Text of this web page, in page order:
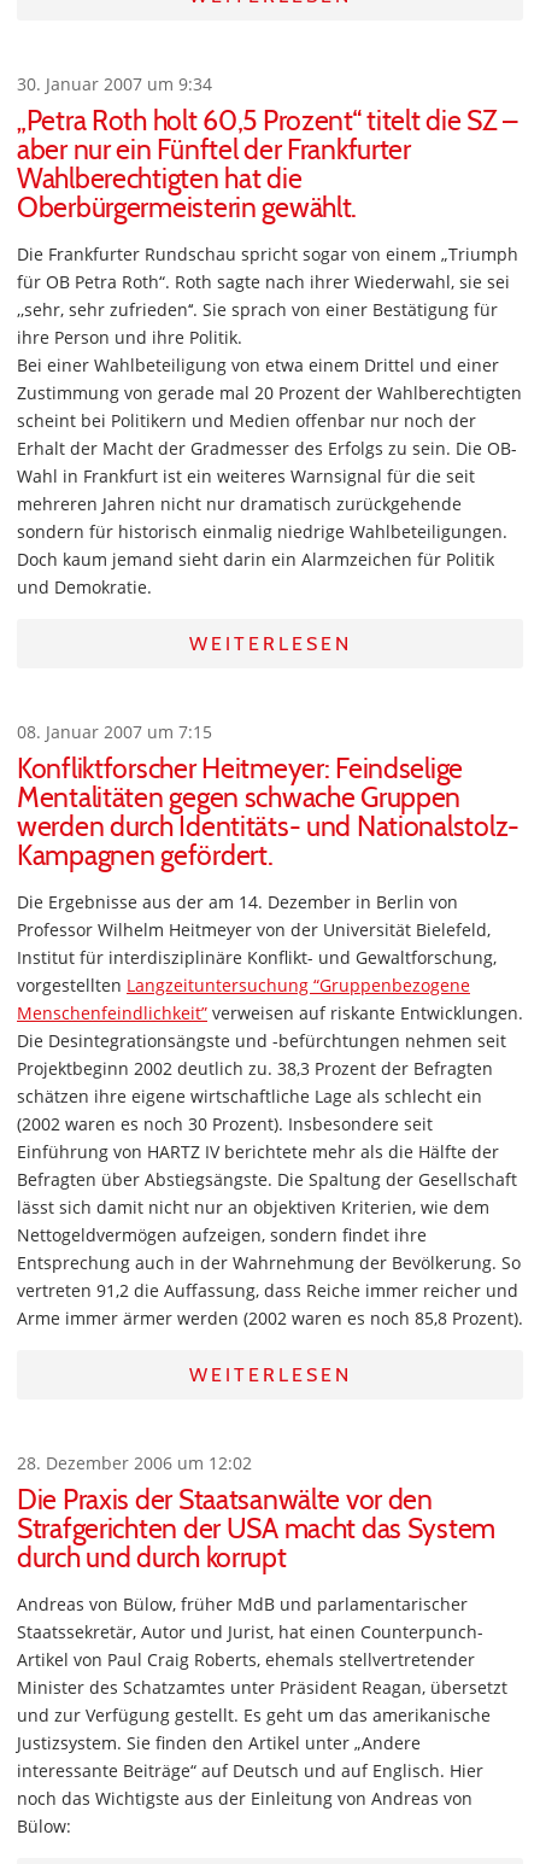
30. Januar 2007 um 9:34
„Petra Roth holt 60,5 Prozent“ titelt die SZ –
aber nur ein Fünftel der Frankfurter
Wahlberechtigten hat die
Oberbürgermeisterin gewählt.
Die Frankfurter Rundschau spricht sogar von einem „Triumph
für OB Petra Roth“. Roth sagte nach ihrer Wiederwahl, sie sei
,,sehr, sehr zufrieden‘‘. Sie sprach von einer Bestätigung für
ihre Person und ihre Politik.
Bei einer Wahlbeteiligung von etwa einem Drittel und einer
Zustimmung von gerade mal 20 Prozent der Wahlberechtigten
scheint bei Politikern und Medien offenbar nur noch der
Erhalt der Macht der Gradmesser des Erfolgs zu sein. Die OB-
Wahl in Frankfurt ist ein weiteres Warnsignal für die seit
mehreren Jahren nicht nur dramatisch zurückgehende
sondern für historisch einmalig niedrige Wahlbeteiligungen.
Doch kaum jemand sieht darin ein Alarmzeichen für Politik
und Demokratie.
WEITERLESEN
08. Januar 2007 um 7:15
Konfliktforscher Heitmeyer: Feindselige
Mentalitäten gegen schwache Gruppen
werden durch Identitäts- und Nationalstolz-
Kampagnen gefördert.
Die Ergebnisse aus der am 14. Dezember in Berlin von
Professor Wilhelm Heitmeyer von der Universität Bielefeld,
Institut für interdisziplinäre Konflikt- und Gewaltforschung,
vorgestellten Langzeituntersuchung “Gruppenbezogene
Menschenfeindlichkeit” verweisen auf riskante Entwicklungen.
Die Desintegrationsängste und -befürchtungen nehmen seit
Projektbeginn 2002 deutlich zu. 38,3 Prozent der Befragten
schätzen ihre eigene wirtschaftliche Lage als schlecht ein
(2002 waren es noch 30 Prozent). Insbesondere seit
Einführung von HARTZ IV berichtete mehr als die Hälfte der
Befragten über Abstiegsängste. Die Spaltung der Gesellschaft
lässt sich damit nicht nur an objektiven Kriterien, wie dem
Nettogeldvermögen aufzeigen, sondern findet ihre
Entsprechung auch in der Wahrnehmung der Bevölkerung. So
vertreten 91,2 die Auffassung, dass Reiche immer reicher und
Arme immer ärmer werden (2002 waren es noch 85,8 Prozent).
WEITERLESEN
28. Dezember 2006 um 12:02
Die Praxis der Staatsanwälte vor den
Strafgerichten der USA macht das System
durch und durch korrupt
Andreas von Bülow, früher MdB und parlamentarischer
Staatssekretär, Autor und Jurist, hat einen Counterpunch-
Artikel von Paul Craig Roberts, ehemals stellvertretender
Minister des Schatzamtes unter Präsident Reagan, übersetzt
und zur Verfügung gestellt. Es geht um das amerikanische
Justizsystem. Sie finden den Artikel unter „Andere
interessante Beiträge“ auf Deutsch und auf Englisch. Hier
noch das Wichtigste aus der Einleitung von Andreas von
Bülow: